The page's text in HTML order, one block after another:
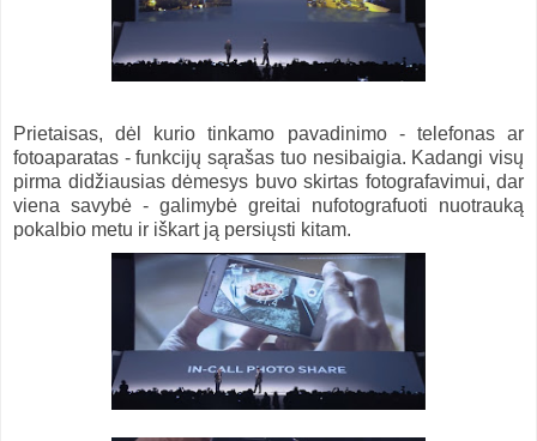
Prietaisas, dėl kurio tinkamo pavadinimo - telefonas ar
fotoaparatas - funkcijų sąrašas tuo nesibaigia. Kadangi visų
pirma didžiausias dėmesys buvo skirtas fotografavimui, dar
viena savybė - galimybė greitai nufotografuoti nuotrauką
pokalbio metu ir iškart ją persiųsti kitam.